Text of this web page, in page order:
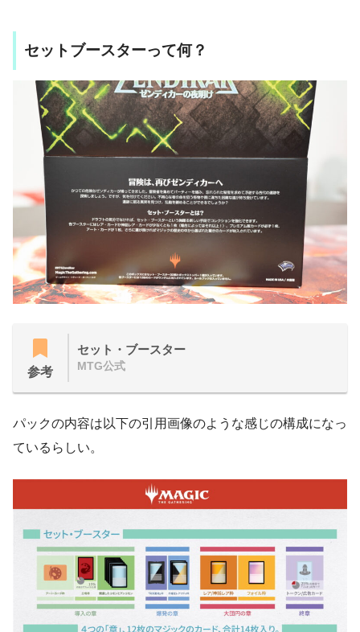
セットブースターって何？
参考
セット・ブースター
MTG公式
パックの内容は以下の引用画像のような感じの構成になっ
ているらしい。